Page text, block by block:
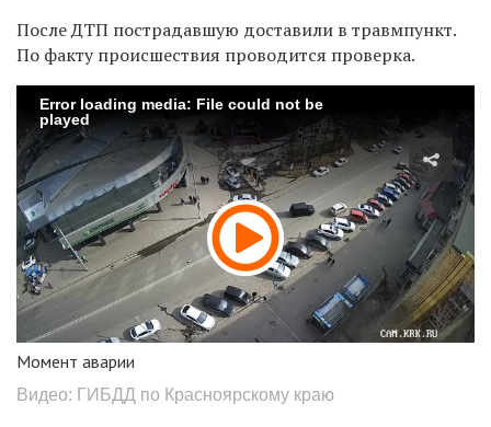
После ДТП пострадавшую доставили в травмпункт.
По факту происшествия проводится проверка.
Error loading media: File could not be
played
Момент аварии
Видео: ГИБДД по Красноярскому краю